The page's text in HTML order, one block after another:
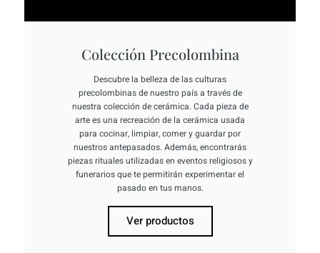
Colección Precolombina
Descubre la belleza de las culturas
precolombinas de nuestro país a través de
nuestra colección de cerámica. Cada pieza de
arte es una recreación de la cerámica usada
para cocinar, limpiar, comer y guardar por
nuestros antepasados. Además, encontrarás
piezas rituales utilizadas en eventos religiosos y
funerarios que te permitirán experimentar el
pasado en tus manos.
Ver productos